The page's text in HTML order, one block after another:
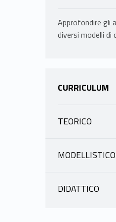
Approfondire gli
diversi modelli di
CURRICULUM
TEORICO
scheda
DIDATTICO